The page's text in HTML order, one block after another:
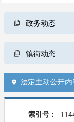
政务动态
镇街动态
 法定主动公开内
索引号：